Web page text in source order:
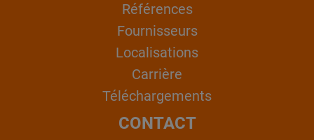
Références
Fournisseurs
Localisations
Carrière
Téléchargements
CONTACT